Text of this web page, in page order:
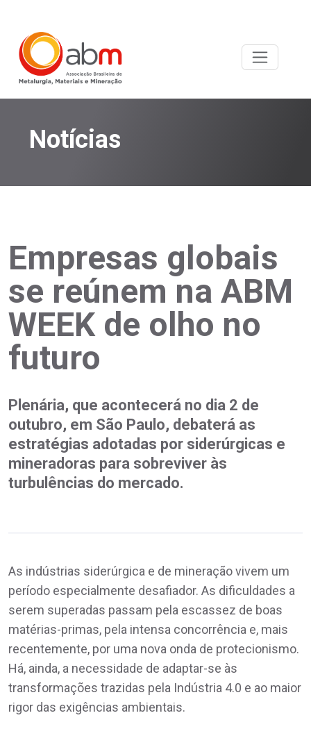
Notícias
Empresas globais
se reúnem na ABM
WEEK de olho no
futuro
Plenária, que acontecerá no dia 2 de
outubro, em São Paulo, debaterá as
estratégias adotadas por siderúrgicas e
mineradoras para sobreviver às
turbulências do mercado.
As indústrias siderúrgica e de mineração vivem um
período especialmente desafiador. As dificuldades a
serem superadas passam pela escassez de boas
matérias-primas, pela intensa concorrência e, mais
recentemente, por uma nova onda de protecionismo.
Há, ainda, a necessidade de adaptar-se às
transformações trazidas pela Indústria 4.0 e ao maior
rigor das exigências ambientais.